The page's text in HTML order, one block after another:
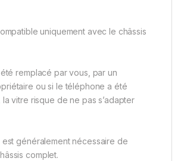
uniquement avec le châssis
remplacé par vous, par un
ou si le téléphone a été
vitre risque de ne pas s’adapter
est généralement nécessaire de
complet.